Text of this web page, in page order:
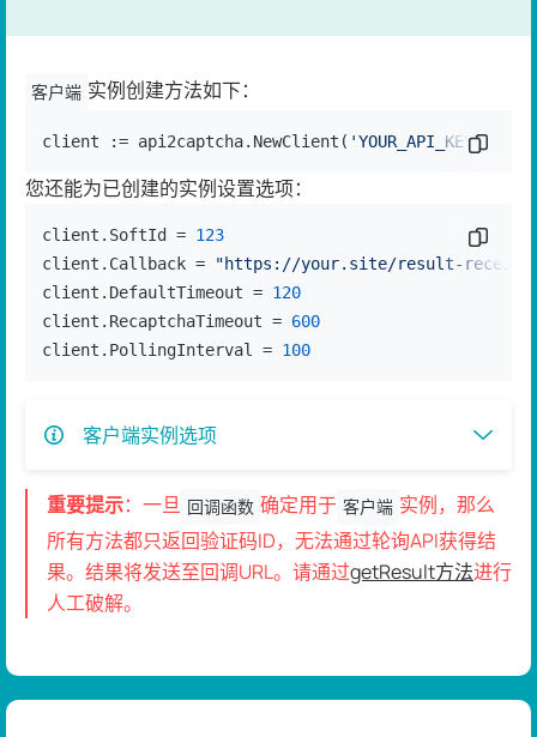
客户端 实例创建方法如下：
client := api2captcha.NewClient( 'YOUR_API_KEY')
复制代
您还能为已创建的实例设置选项：
client.SoftId = 123
client.Callback =
"https://your.site/result-
client.DefaultTimeout = 120
client.RecaptchaTimeout = 600
client.PollingInterval = 100
复制代
客户端实例选项
重要提示：一旦 回调函数 确定用于 客户端 实例，那么
所有方法都只返回验证码ID，无法通过轮询API获得结
果。结果将发送至回调URL。请通过getResult方法进行
人工破解。